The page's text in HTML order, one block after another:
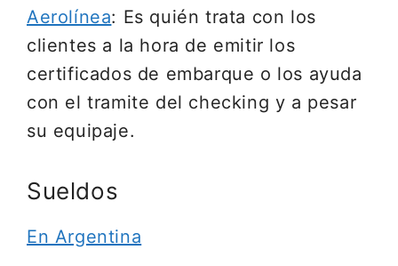
Aerolínea: Es quién trata con los
clientes a la hora de emitir los
certificados de embarque o los ayuda
con el tramite del checking y a pesar
su equipaje.
Sueldos
En Argentina